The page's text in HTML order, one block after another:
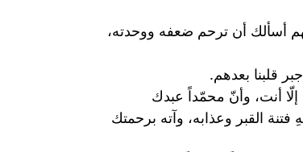
أسألك أن ترحم ضعفه ووحدته،
قلبنا بعدهم.
أنت، وأنّ محمّداً عبدك
القبر وعذابه، وآته برحمتك